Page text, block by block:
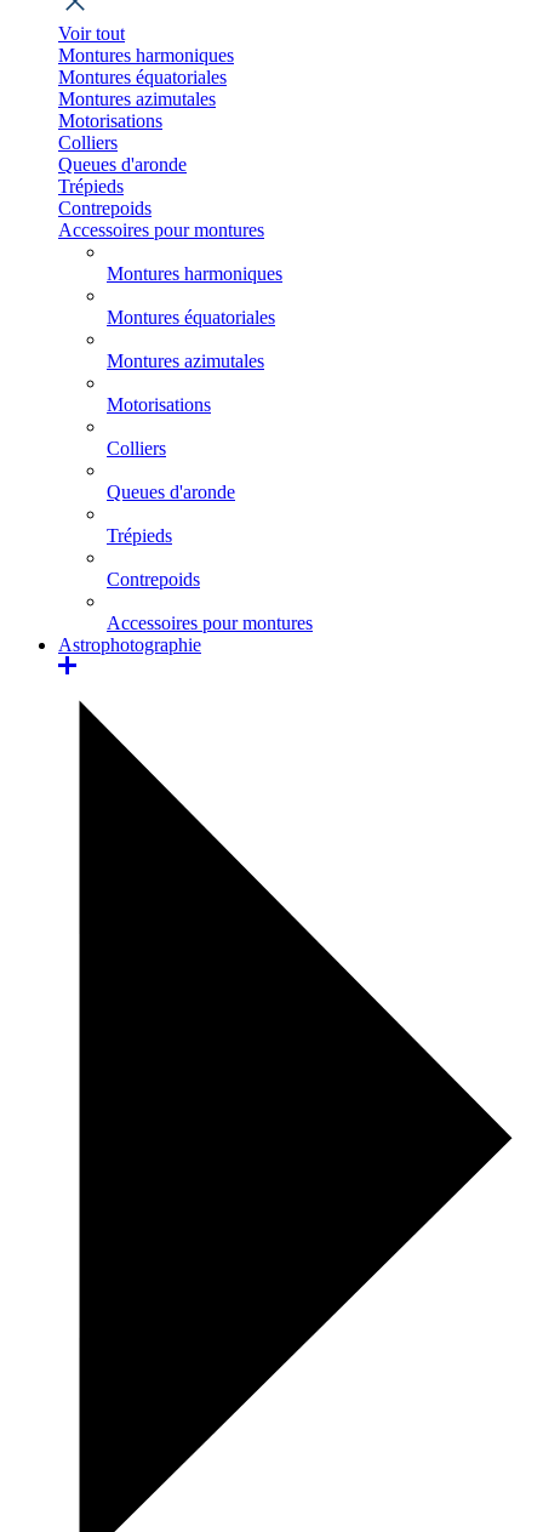
Voir tout
Montures harmoniques
Montures équatoriales
Montures azimutales
Motorisations
Colliers
Queues d'aronde
Trépieds
Contrepoids
Accessoires pour montures
Montures harmoniques
Montures équatoriales
Montures azimutales
Motorisations
Colliers
Queues d'aronde
Trépieds
Contrepoids
Accessoires pour montures
Astrophotographie